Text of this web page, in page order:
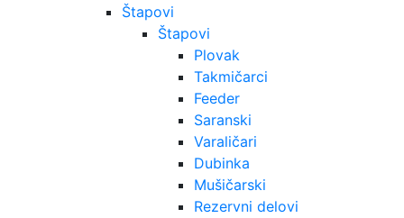
Štapovi
Štapovi
Plovak
Takmičarci
Feeder
Saranski
Varaličari
Dubinka
Mušičarski
Rezervni delovi